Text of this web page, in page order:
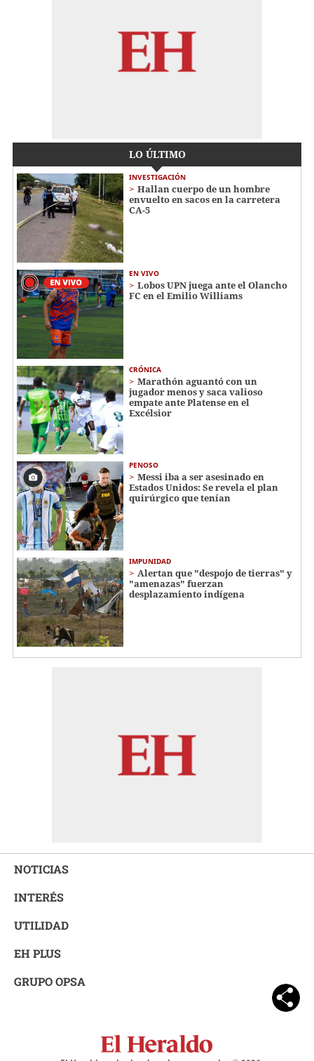
LO ÚLTIMO
INVESTIGACIÓN
Hallan cuerpo de un hombre
envuelto en sacos en la carretera
CA-5
EN VIVO
Lobos UPN juega ante el Olancho
FC en el Emilio Williams
CRÓNICA
Marathón aguantó con un
jugador menos y saca valioso
empate ante Platense en el
Excélsior
PENOSO
Messi iba a ser asesinado en
Estados Unidos: Se revela el plan
quirúrgico que tenían
IMPUNIDAD
Alertan que "despojo de tierras" y
"amenazas" fuerzan
desplazamiento indígena
NOTICIAS
INTERÉS
UTILIDAD
EH PLUS
GRUPO OPSA